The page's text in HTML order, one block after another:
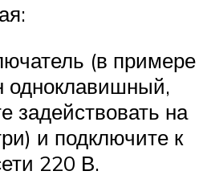
(в примере
одноклавишный,
задействовать на
и подключите к
220 В.